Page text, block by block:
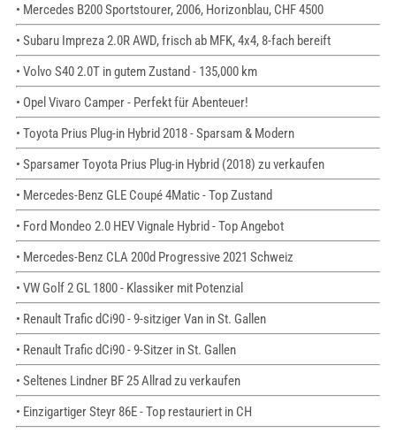
• Mercedes B200 Sportstourer, 2006, Horizonblau, CHF 4500
• Subaru Impreza 2.0R AWD, frisch ab MFK, 4x4, 8-fach bereift
• Volvo S40 2.0T in gutem Zustand - 135,000 km
• Opel Vivaro Camper - Perfekt für Abenteuer!
• Toyota Prius Plug-in Hybrid 2018 - Sparsam & Modern
• Sparsamer Toyota Prius Plug-in Hybrid (2018) zu verkaufen
• Mercedes-Benz GLE Coupé 4Matic - Top Zustand
• Ford Mondeo 2.0 HEV Vignale Hybrid - Top Angebot
• Mercedes-Benz CLA 200d Progressive 2021 Schweiz
• VW Golf 2 GL 1800 - Klassiker mit Potenzial
• Renault Trafic dCi90 - 9-sitziger Van in St. Gallen
• Renault Trafic dCi90 - 9-Sitzer in St. Gallen
• Seltenes Lindner BF 25 Allrad zu verkaufen
• Einzigartiger Steyr 86E - Top restauriert in CH